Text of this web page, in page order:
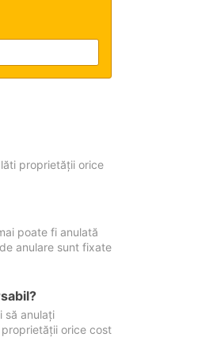
proprietății orice
poate fi anulată
anulare sunt fixate
să anulați
orice cost